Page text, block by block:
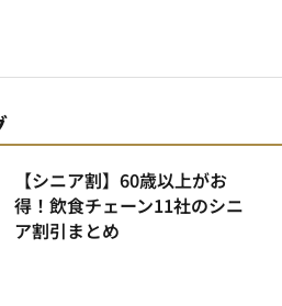
【シニア割】60歳以上がお
得！飲食チェーン11社のシニ
ア割引まとめ